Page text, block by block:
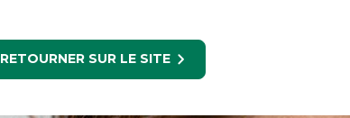
RETOURNER SUR LE SITE